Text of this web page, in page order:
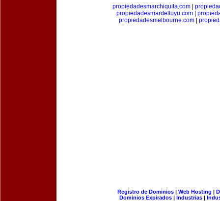
propiedadesmarchiquita.com|
propiedadesmardeltuyu.com
propiedadesmelbourne.com|
Registro de Dominios| Web Hosting |
Dominios Expirados | Industrias |